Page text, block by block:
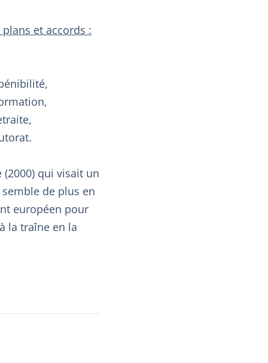
et accords :
qui visait un
de plus en
européen pour
la traîne en la